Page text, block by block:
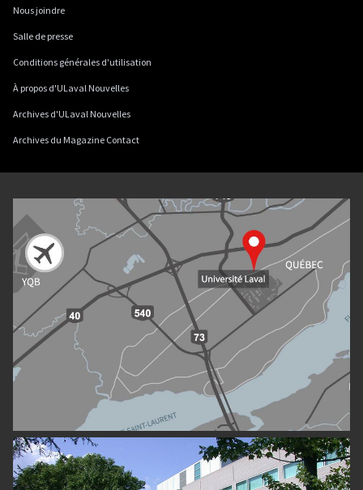
Nous joindre
Salle de presse
Conditions générales d'utilisation
À propos d'ULaval Nouvelles
Archives d'ULaval Nouvelles
Archives du Magazine Contact